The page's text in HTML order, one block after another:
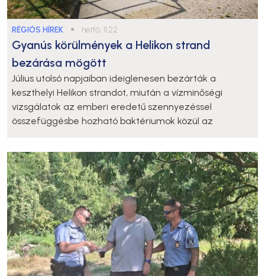
RÉGIÓS HÍREK ● hétfő, 11:22
Gyanús körülmények a Helikon strand
bezárása mögött
Július utolsó napjaiban ideiglenesen bezárták a
keszthelyi Helikon strandot, miután a vízminőségi
vizsgálatok az emberi eredetű szennyezéssel
összefüggésbe hozható baktériumok közül az